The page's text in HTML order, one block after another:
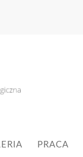
PRACA